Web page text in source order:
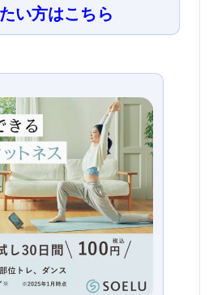
い方はこちら